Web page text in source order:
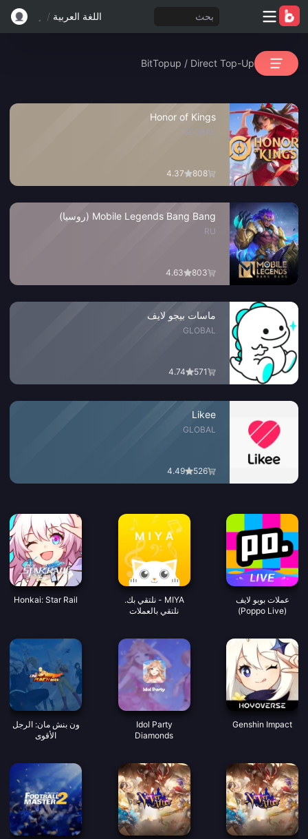
بحث اللغة العربية /
BitTopup / Direct Top-Up
Honor of Kings
GLOBAL
808
4.37
Mobile Legends Bang Bang (روسيا)
RU
803
4.63
ماسات بيجو لايف
GLOBAL
571
4.74
Likee
GLOBAL
526
4.49
عملات بوبو لايف
(Poppo Live)
MIYA - نلتقي بك.
نلتقي بالعملات
Honkai: Star Rail
Genshin Impact
Idol Party
Diamonds
ون بنش مان: الرجل
الأقوى